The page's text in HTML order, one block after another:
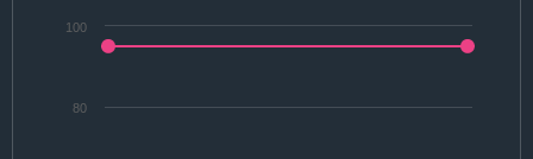
80
100